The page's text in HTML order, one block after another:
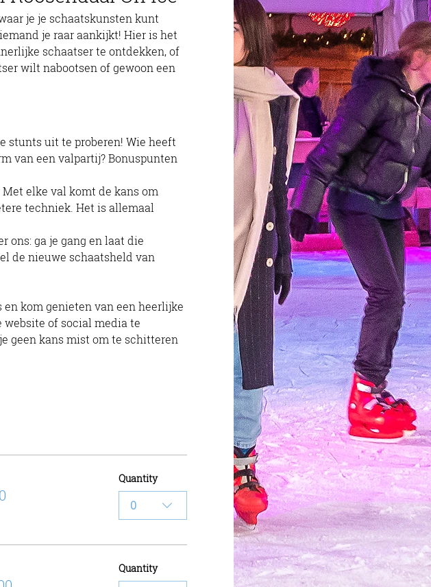
je raar aankijkt! Hier is het
schaatser te ontdekken, of
wilt nabootsen of gewoon een
stunts uit te proberen! Wie heeft
van een valpartij? Bonuspunten
elke val komt de kans om
techniek. Het is allemaal
ons: ga je gang en laat die
de nieuwe schaatsheld van
website of social media te
geen kans mist om te schitteren
Quantity
0
Quantity